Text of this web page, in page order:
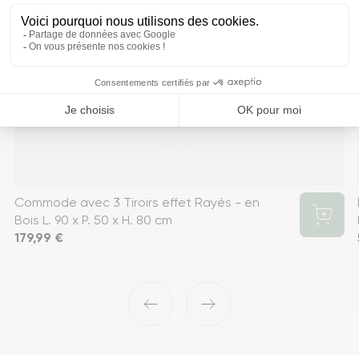
Commode avec 3 Tiroirs effet Rayés - en
Bois L. 90 x P. 50 x H. 80 cm
Prix
179,99 €
‹ ›